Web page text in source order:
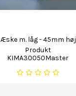
Æske m. låg - 45mm høj
Produkt
KIMA30050Master